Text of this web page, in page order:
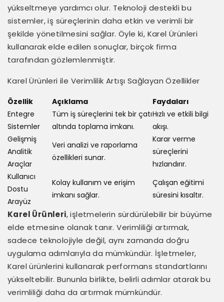
yükseltmeye yardımcı olur. Teknoloji destekli bu
sistemler, iş süreçlerinin daha etkin ve verimli bir
şekilde yönetilmesini sağlar. Öyle ki, Karel Ürünleri
kullanarak elde edilen sonuçlar, birçok firma
tarafından gözlemlenmiştir.
Karel Ürünleri ile Verimlilik Artışı Sağlayan Özellikler
Özellik Açıklama
Faydaları
Entegre
Sistemler
Tüm iş süreçlerini tek bir çatı
altında toplama imkanı.
Hızlı ve etkili bilgi
akışı.
Gelişmiş
Analitik
Araçlar
Veri analizi ve raporlama
özellikleri sunar.
Karar verme
süreçlerini
hızlandırır.
Kullanıcı
Dostu
Arayüz
Kolay kullanım ve erişim
imkanı sağlar.
Çalışan eğitimi
süresini kısaltır.
Karel Ürünleri, işletmelerin sürdürülebilir bir büyüme
elde etmesine olanak tanır. Verimliliği artırmak,
sadece teknolojiyle değil, aynı zamanda doğru
uygulama adımlarıyla da mümkündür. İşletmeler,
Karel ürünlerini kullanarak performans standartlarını
yükseltebilir. Bununla birlikte, belirli adımlar atarak bu
verimliliği daha da artırmak mümkündür.